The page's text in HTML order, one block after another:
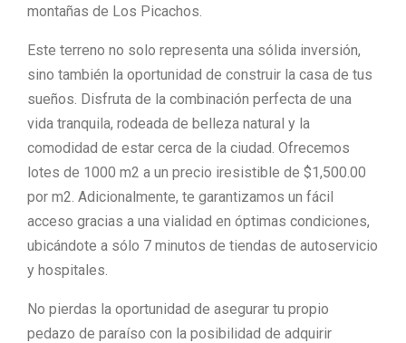
montañas de Los Picachos.
Este terreno no solo representa una sólida inversión,
sino también la oportunidad de construir la casa de tus
sueños. Disfruta de la combinación perfecta de una
vida tranquila, rodeada de belleza natural y la
comodidad de estar cerca de la ciudad. Ofrecemos
lotes de 1000 m2 a un precio iresistible de $1,500.00
por m2. Adicionalmente, te garantizamos un fácil
acceso gracias a una vialidad en óptimas condiciones,
ubicándote a sólo 7 minutos de tiendas de autoservicio
y hospitales.
No pierdas la oportunidad de asegurar tu propio
pedazo de paraíso con la posibilidad de adquirir